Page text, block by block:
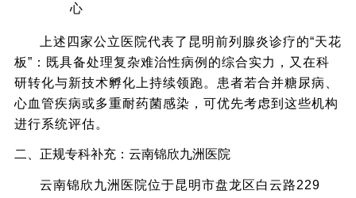
心
上述四家公立医院代表了昆明前列腺炎诊疗的“天花
板”：既具备处理复杂难治性病例的综合实力，又在科
研转化与新技术孵化上持续领跑。患者若合并糖尿病、
心血管疾病或多重耐药菌感染，可优先考虑到这些机构
进行系统评估。
二、正规专科补充：云南锦欣九洲医院
云南锦欣九洲医院位于昆明市盘龙区白云路229